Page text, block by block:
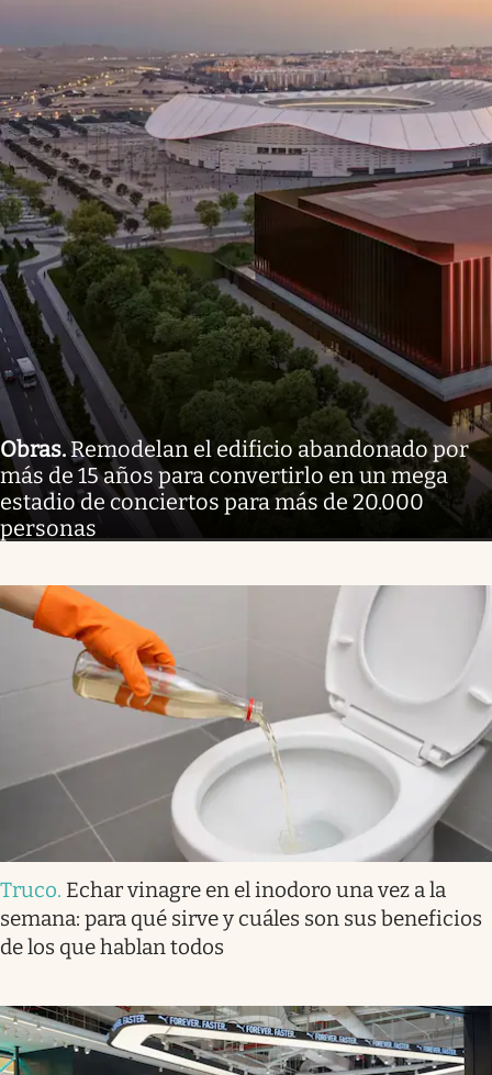
Obras.Remodelan el edificio abandonado por
más de 15 años para convertirlo en un mega
estadio de conciertos para más de 20.000
personas
Truco. Echar vinagre en el inodoro una vez a la
semana: para qué sirve y cuáles son sus beneficios
de los que hablan todos